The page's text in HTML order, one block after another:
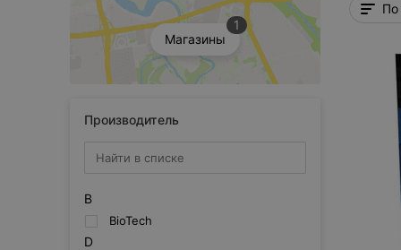
Магазины
1
Производитель
B
BioTech
D
По